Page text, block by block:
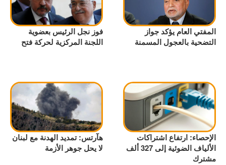
المفتي العام يؤكد جواز
التضحية بالعجول المسمنة
فوز نجل الرئيس بعضوية
اللجنة المركزية لحركة فتح
الإحصاء: ارتفاع اشتراكات
الألياف الضوئية إلى 327 ألف
مشترك
هآرتس: تمديد الهدنة مع لبنان
لا يحل جوهر الأزمة